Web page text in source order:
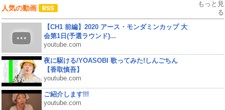
人気の動画
もっと見
る
【CH1 前編】2020 アース・モンダミンカップ 大
会第1日(予選ラウンド)...
youtube.com
夜に駆ける/YOASOBI 歌ってみた!しんごちん
【香取慎吾】
youtube.com
ご紹介します!!!
youtube.com